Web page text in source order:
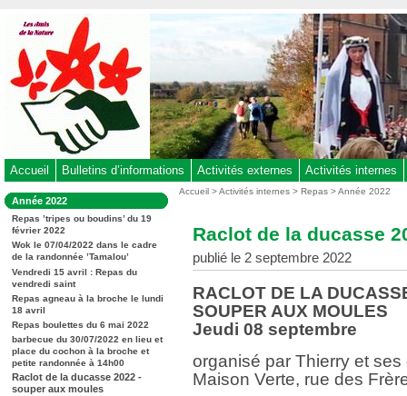
au
contenu
-
Aller
au
menu
-
à
la
recherche
Accueil Bulletins d’informations Activités externes Activités internes
Dans
la
rubrique
:
Année 2022
Repas ’tripes ou boudins’ du 19
février 2022
Wok le 07/04/2022 dans le cadre
de la randonnée ’Tamalou’
Vendredi 15 avril : Repas du
vendredi saint
Repas agneau à la broche le lundi
18 avril
Repas boulettes du 6 mai 2022
barbecue du 30/07/2022 en lieu et
place du cochon à la broche et
petite randonnée à 14h00
Raclot de la ducasse 2022 -
souper aux moules
Vous
Accueil >Activités internes >Repas >Année 2022
Raclot de la ducasse
publié le 2 septembre 2022
RACLOT DE LA
SOUPER AUX MOULES
Jeudi 08 septembre
organisé par Thierry et ses
Maison Verte, rue des